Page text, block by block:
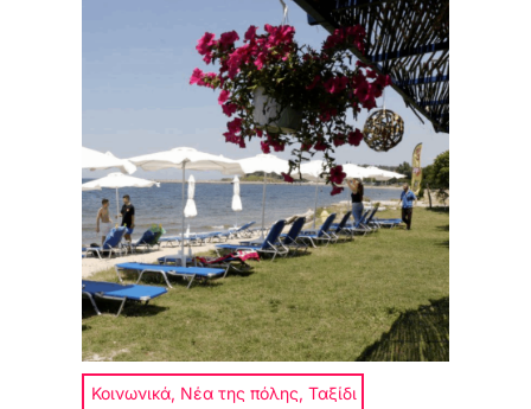
Κοινωνικά, Νέα της πόλης, Ταξίδι